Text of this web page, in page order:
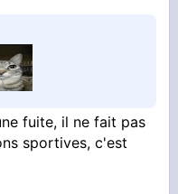
fuite, il ne fait pas
sportives, c'est